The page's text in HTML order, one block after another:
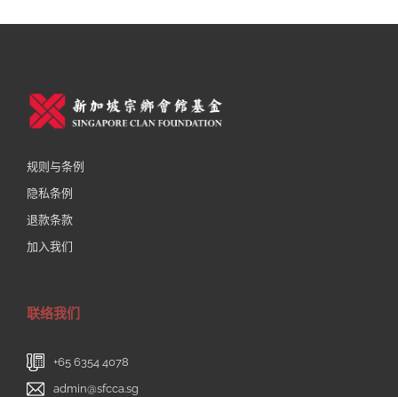
规则与条例
隐私条例
退款条款
加入我们
联络我们
+65 6354 4078
admin@sfcca.sg